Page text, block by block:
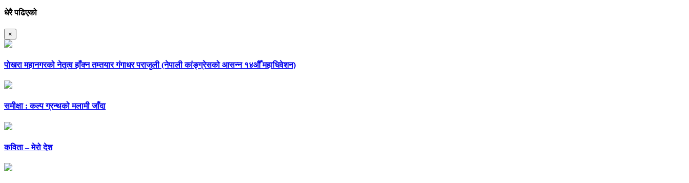
धेरै पढिएको
×
पोखरा महानगरको नेतृत्व हाँक्न तम्तयार गंगाधर पराजुली (नेपाली कांङ्ग्रेसको आसन्न १४औँ महाधिवेशन)
समीक्षा : कल्प ग्रन्थको मलामी जाँदा
कविता – मेरो देश